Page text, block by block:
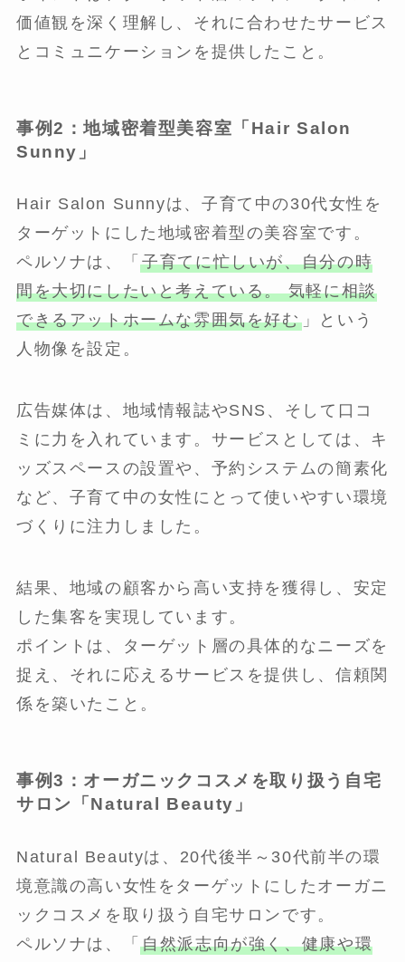
価値観を深く理解し、それに合わせたサービス
とコミュニケーションを提供したこと。
事例2：地域密着型美容室「Hair Salon
Sunny」
Hair Salon Sunnyは、子育て中の30代女性を
ターゲットにした地域密着型の美容室です。
ペルソナは、「子育てに忙しいが、自分の時
間を大切にしたいと考えている。 気軽に相談
できるアットホームな雰囲気を好む」という
人物像を設定。
広告媒体は、地域情報誌やSNS、そして口コ
ミに力を入れています。サービスとしては、キ
ッズスペースの設置や、予約システムの簡素化
など、子育て中の女性にとって使いやすい環境
づくりに注力しました。
結果、地域の顧客から高い支持を獲得し、安定
した集客を実現しています。
ポイントは、ターゲット層の具体的なニーズを
捉え、それに応えるサービスを提供し、信頼関
係を築いたこと。
事例3：オーガニックコスメを取り扱う自宅
サロン「Natural Beauty」
Natural Beautyは、20代後半～30代前半の環
境意識の高い女性をターゲットにしたオーガニ
ックコスメを取り扱う自宅サロンです。
ペルソナは、「自然派志向が強く、健康や環